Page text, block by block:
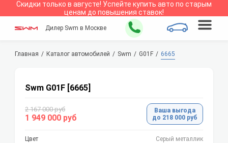
Скидки только в августе! Успейте купить авто по старым
ценам до повышения ставок!
Дилер Swm в Москве
Главная Каталог автомобилей Swm G01F 6665
Swm G01F [6665]
2 167 000 руб
1 949 000 руб
Ваша выгода
до 218 000 руб
Цвет Серый металлик